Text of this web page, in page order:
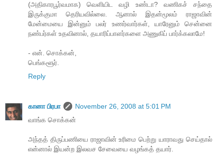
(அதிகாரபூர்வமாக) வெளியிட வழி உண்டா? வணிகச் சந்தை
இருக்குமா தெரியவில்லை. ஆனால் இதன்மூலம் ராஜாவின்
மேன்மையை இன்னும் பலர் உணர்வார்கள், யாரேனும் சென்னை
நண்பர்கள் உதவினால், தயாரிப்பாளர்களை அணுகிப் பார்க்கலாமே!
- என். சொக்கன்,
பெங்களூர்.
Reply
கானா பிரபா
November 26, 2008 at 5:01 PM
வாங்க சொக்கன்
அந்தத் திருப்பணியை ராஜாவின் உரிமை பெற்று யாராவது செய்தால்
என்னால் இயன்ற இலவச சேவையை வழங்கத் தயார்.